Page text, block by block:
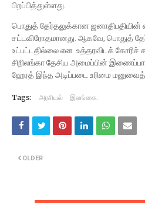
பிறப்பித்துள்ளது.
பொதுத் தேர்தலுக்கான ஜனாதிபதியின்
சட்டவிரோதமானது. ஆகவே, பொதுத்
உட்பட்டதில்லை என உத்தரவிடக் கோரிச்
சிறிலங்கா தேசிய அமைப்பின்
ஹேரத் இந்த அடிப்படை உரிமை மனுவைத்
Tags: அரசியல் இலங்கை.
OLDER